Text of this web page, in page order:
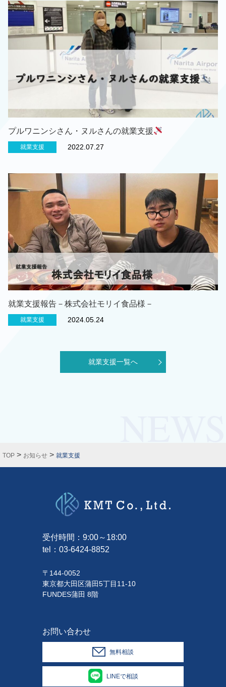
プルワニンシさん・ヌルさんの就業支援
就業支援 2022.07.27
就業支援報告－株式会社モリイ食品様－
就業支援 2024.05.24
就業支援一覧へ
TOP > お知らせ > 就業支援
受付時間：9:00～18:00
tel： 03-6424-8852
〒144-0052
東京都大田区蒲田5丁目11-10
FUNDES蒲田 8階
お問い合わせ
無料相談
LINEで相談